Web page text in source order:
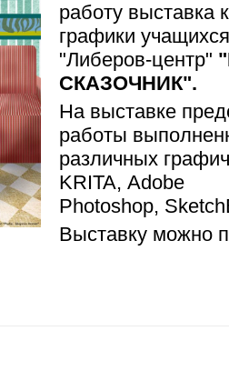
работу выставка
графики
"Либеров-центр"
СКАЗОЧНИК".
На выставке
работы
различных
KRITA, Adobe
Photoshop,
Выставку можно